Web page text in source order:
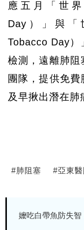
應五月「世
Day）」與「
Tobacco Day）
檢測，遠離肺阻
團隊，提供免
及早揪出潛在肺
#肺阻塞 #亞東醫
嬤吃白帶魚防失智